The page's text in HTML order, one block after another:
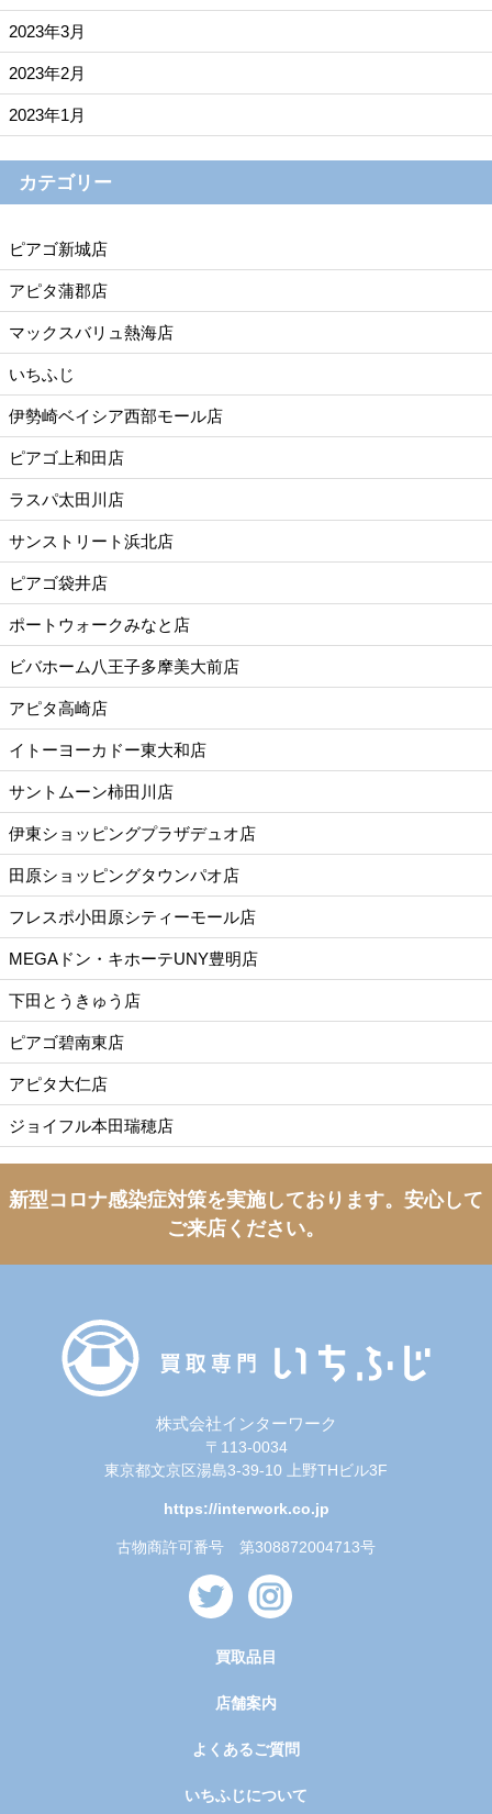
2023年3月
2023年2月
2023年1月
カテゴリー
ピアゴ新城店
アピタ蒲郡店
マックスバリュ熱海店
いちふじ
伊勢崎ベイシア西部モール店
ピアゴ上和田店
ラスパ太田川店
サンストリート浜北店
ピアゴ袋井店
ポートウォークみなと店
ビバホーム八王子多摩美大前店
アピタ高崎店
イトーヨーカドー東大和店
サントムーン柿田川店
伊東ショッピングプラザデュオ店
田原ショッピングタウンパオ店
フレスポ小田原シティーモール店
MEGAドン・キホーテUNY豊明店
下田とうきゅう店
ピアゴ碧南東店
アピタ大仁店
ジョイフル本田瑞穂店
新型コロナ感染症対策を実施しております。 安心して
ご来店ください。
株式会社インターワーク
〒113-0034
東京都文京区湯島3-39-10 上野THビル3F
https://interwork.co.jp
古物商許可番号 第308872004713号
買取品目
店舗案内
よくあるご質問
いちふじについて